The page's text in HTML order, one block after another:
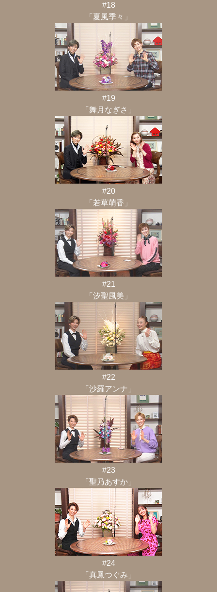
#18
「夏風季々」
#19
「舞月なぎさ」
#20
「若草萌香」
#21
「汐聖風美」
#22
「沙羅アンナ」
#23
「聖乃あすか」
#24
「真鳳つぐみ」